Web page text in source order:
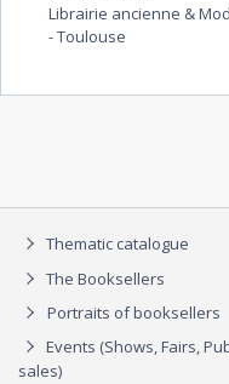
Librairie ancienne &
-Toulouse
Thematic catalogue
The Booksellers
Portraits of booksellers
Events (Shows, Fairs,
sales)